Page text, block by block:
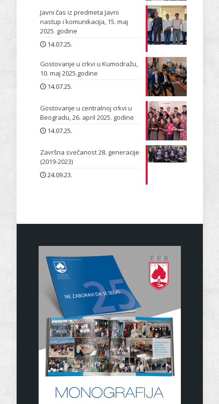
Javni čas iz predmeta Javni
nastup i komunikacija, 15. maj
2025. godine
14.07.25.
Gostovanje u crkvi u Kumodražu,
10. maj 2025.godine
14.07.25.
Gostovanje u centralnoj crkvi u
Beogradu, 26. april 2025. godine
14.07.25.
Završna svečanost 28. generacije
(2019-2023)
24.09.23.